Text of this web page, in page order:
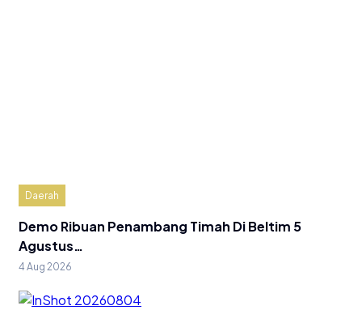
Daerah
Demo Ribuan Penambang Timah Di Beltim 5
Agustus…
4 Aug 2026